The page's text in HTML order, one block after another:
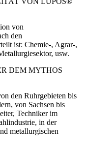
von
den
ist: Chemie-, Agrar-,
usw.
DEM MYTHOS
den Ruhrgebieten bis
von Sachsen bis
Techniker im
in der
metallurgischen